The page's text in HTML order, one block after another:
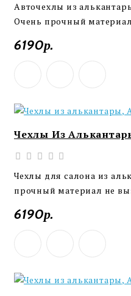
Авточехлы из
Очень прочный
6190р.
Чехлы Из
Чехлы для салона из
прочный материал не
6190р.